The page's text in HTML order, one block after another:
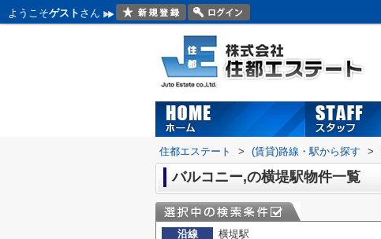
ようこそゲスト さん
住都エステート > (賃貸)路線・駅から探す >
バルコニー,の横堤駅物件一覧
沿線
横堤駅